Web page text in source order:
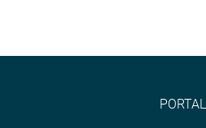
PORTAL